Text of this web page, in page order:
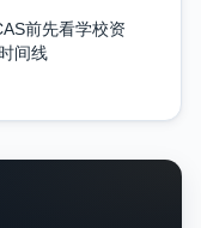
前先看学校资
间线